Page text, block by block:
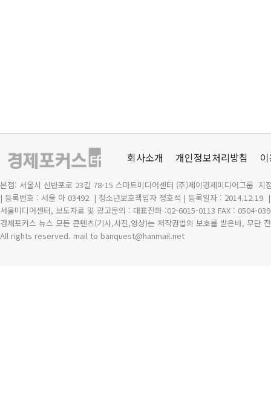
회사소개 개인정보처리방침
본점: 서울시 신반포로 23길 78-15 스마트미디어센터 (주)제이경제미디어그룹 지
| 등록번호 : 서울 아 03492 | 청소년보호책임자 정호석 | 등록일자 : 2014.12.19
서울미디어센터, 보도자료 및 광고문의 : 대표전화 :02-6015-0113 FAX : 0504-
경제포커스 뉴스 모든 콘텐츠(기사,사진,영상)는 저작권법의 보호를 받은바, 무단
All rights reserved. mail to banquest@hanmail.net